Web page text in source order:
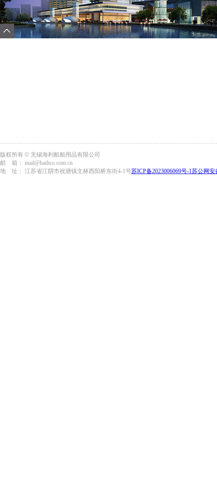
版权所有 © 无锡海利船舶用品有限公司
邮 箱： mail@hailico.com.cn
地 址： 江苏省江阴市祝塘镇文林西阳桥东街4-1号苏ICP备2023006069号-1苏公网安